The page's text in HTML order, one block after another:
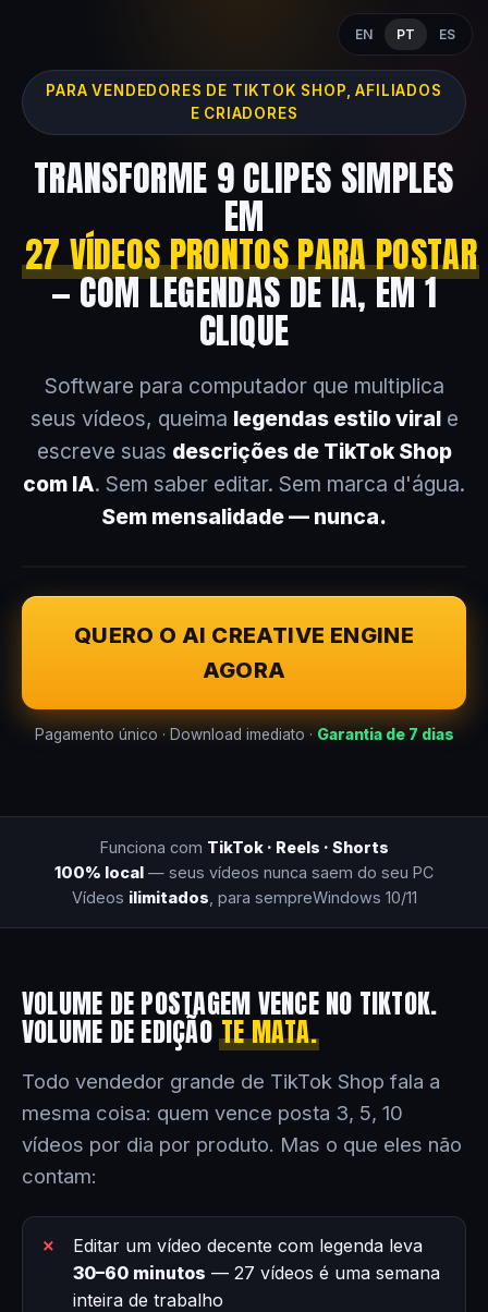
EN PT ES
PARA VENDEDORES DE TIKTOK SHOP, AFILIADOS
E CRIADORES
TRANSFORME 9 CLIPES SIMPLES
EM
27 VÍDEOS PRONTOS PARA POSTAR
— COM LEGENDAS DE IA, EM 1
CLIQUE
Software para computador que multiplica
seus vídeos, queima legendas estilo virale
escreve suas descrições de TikTok Shop
com IA. Sem saber editar. Sem marca d'água.
Sem mensalidade — nunca.
QUERO O AI CREATIVE ENGINE
AGORA
Pagamento único · Download imediato · Garantia de 7 dias
Funciona com TikTok · Reels · Shorts
100% local — seus vídeos nunca saem do seu PC
Vídeos ilimitados , para sempreWindows 10/11
VOLUME DE POSTAGEM VENCE NO TIKTOK.
VOLUME DE EDIÇÃOTE MATA.
Todo vendedor grande de TikTok Shop fala a
mesma coisa: quem vence posta 3, 5, 10
vídeos por dia por produto. Mas o que eles não
contam:
Editar um vídeo decente com legenda leva
30–60 minutos — 27 vídeos é uma semana
inteira de trabalho